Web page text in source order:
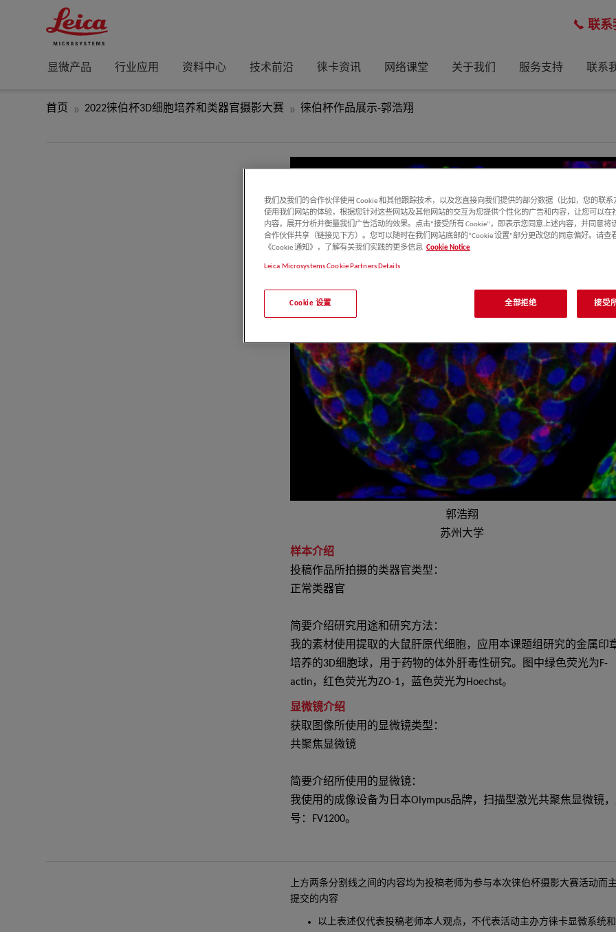
联系
显微产品 行业应用 资料中心 技术前沿 徕卡资讯 网络课堂 关于我们 服务支持 联系
首页 2022徕伯杯3D细胞培养和类器官摄影大赛 徕伯杯作品展示-郭浩翔
郭浩翔
苏州大学
样本介绍
投稿作品所拍摄的类器官类型：
正常类器官
简要介绍研究用途和研究方法：
我的素材使用提取的大鼠肝原代细胞，应用本课题组研究的金属印
培养的3D细胞球，用于药物的体外肝毒性研究。图中绿色荧光为F-
actin，红色荧光为ZO-1，蓝色荧光为Hoechst。
显微镜介绍
获取图像所使用的显微镜类型：
共聚焦显微镜
简要介绍所使用的显微镜：
我使用的成像设备为日本Olympus品牌，扫描型激光共聚焦显微镜
号：FV1200。
上方两条分割线之间的内容均为投稿老师为参与本次徕伯杯摄影大赛活动而
提交的内容
以上表述仅代表投稿老师本人观点，不代表活动主办方徕卡显微系统
我们及我们的合作伙伴使用 Cookie 和其他跟踪技术，以及您直接向我们提供的部分数据（比如，您的联
使用我们网站的体验，根据您针对这些网站及其他网站的交互为您提供个性化的广告和内容，让您可以在
内容，展开分析并衡量我们广告活动的效果。点击“接受所有 Cookie”，即表示您同意上述内容，并同意将
合作伙伴共享（链接见下方）。您可以随时在我们网站底部的“Cookie 设置”部分更改您的同意偏好。请查
《Cookie 通知》，了解有关我们实践的更多信息 Cookie Notice
Leica Microsystems Cookie Partners Details
Cookie 设置 全部拒绝 接受